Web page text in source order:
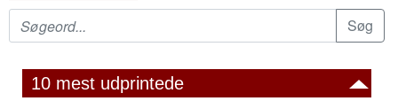
10 mest udprintede